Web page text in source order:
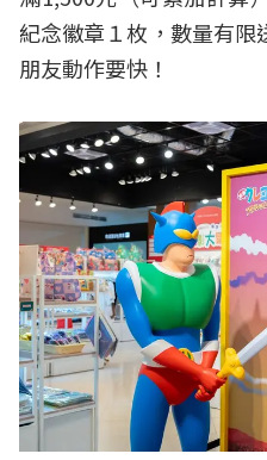
紀念徽章１枚，數量有
朋友動作要快！